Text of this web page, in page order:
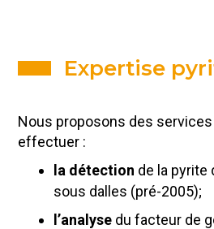
Expertise
Nous proposons des
effectuer :
la détection de la pyrite
sous dalles (pré-2005);
l’analyse du facteur de